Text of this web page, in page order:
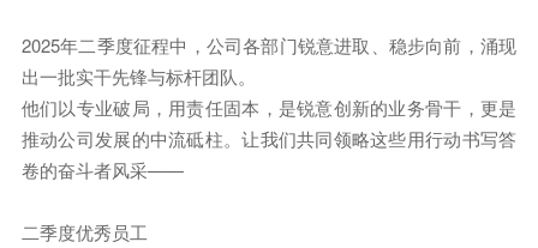
2025年二季度征程中，公司各部门锐意进取、稳步向前，涌现
出一批实干先锋与标杆团队。
他们以专业破局，用责任固本，是锐意创新的业务骨干，更是
推动公司发展的中流砥柱。让我们共同领略这些用行动书写答
卷的奋斗者风采——
二季度优秀员工